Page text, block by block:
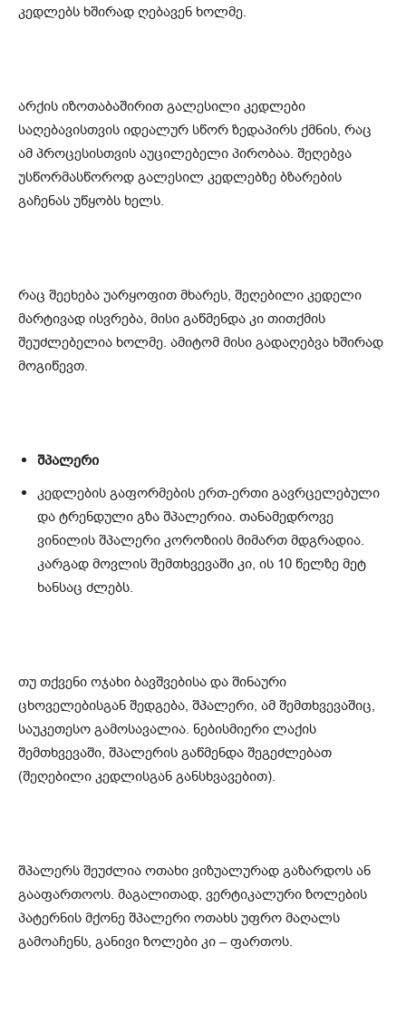
კედლებს ხშირად ღებავენ ხოლმე.
არქის იზოთაბაშირით გალესილი კედლები
საღებავისთვის იდეალურ სწორ ზედაპირს ქმნის, რაც
ამ პროცესისთვის აუცილებელი პირობაა. შეღებვა
უსწორმასწოროდ გალესილ კედლებზე ბზარების
გაჩენას უწყობს ხელს.
რაც შეეხება უარყოფით მხარეს, შეღებილი კედელი
მარტივად ისვრება, მისი გაწმენდა კი თითქმის
შეუძლებელია ხოლმე. ამიტომ მისი გადაღებვა ხშირად
მოგიწევთ.
შპალერი
კედლების გაფორმების ერთ-ერთი გავრცელებული
და ტრენდული გზა შპალერია. თანამედროვე
ვინილის შპალერი კოროზიის მიმართ მდგრადია.
კარგად მოვლის შემთხვევაში კი, ის 10 წელზე მეტ
ხანსაც ძლებს.
თუ თქვენი ოჯახი ბავშვებისა და შინაური
ცხოველებისგან შედგება, შპალერი, ამ შემთხვევაშიც,
საუკეთესო გამოსავალია. ნებისმიერი ლაქის
შემთხვევაში, შპალერის გაწმენდა შეგეძლებათ
(შეღებილი კედლისგან განსხვავებით).
შპალერს შეუძლია ოთახი ვიზუალურად გაზარდოს ან
გააფართოოს. მაგალითად, ვერტიკალური ზოლების
პატერნის მქონე შპალერი ოთახს უფრო მაღალს
გამოაჩენს, განივი ზოლები კი – ფართოს.